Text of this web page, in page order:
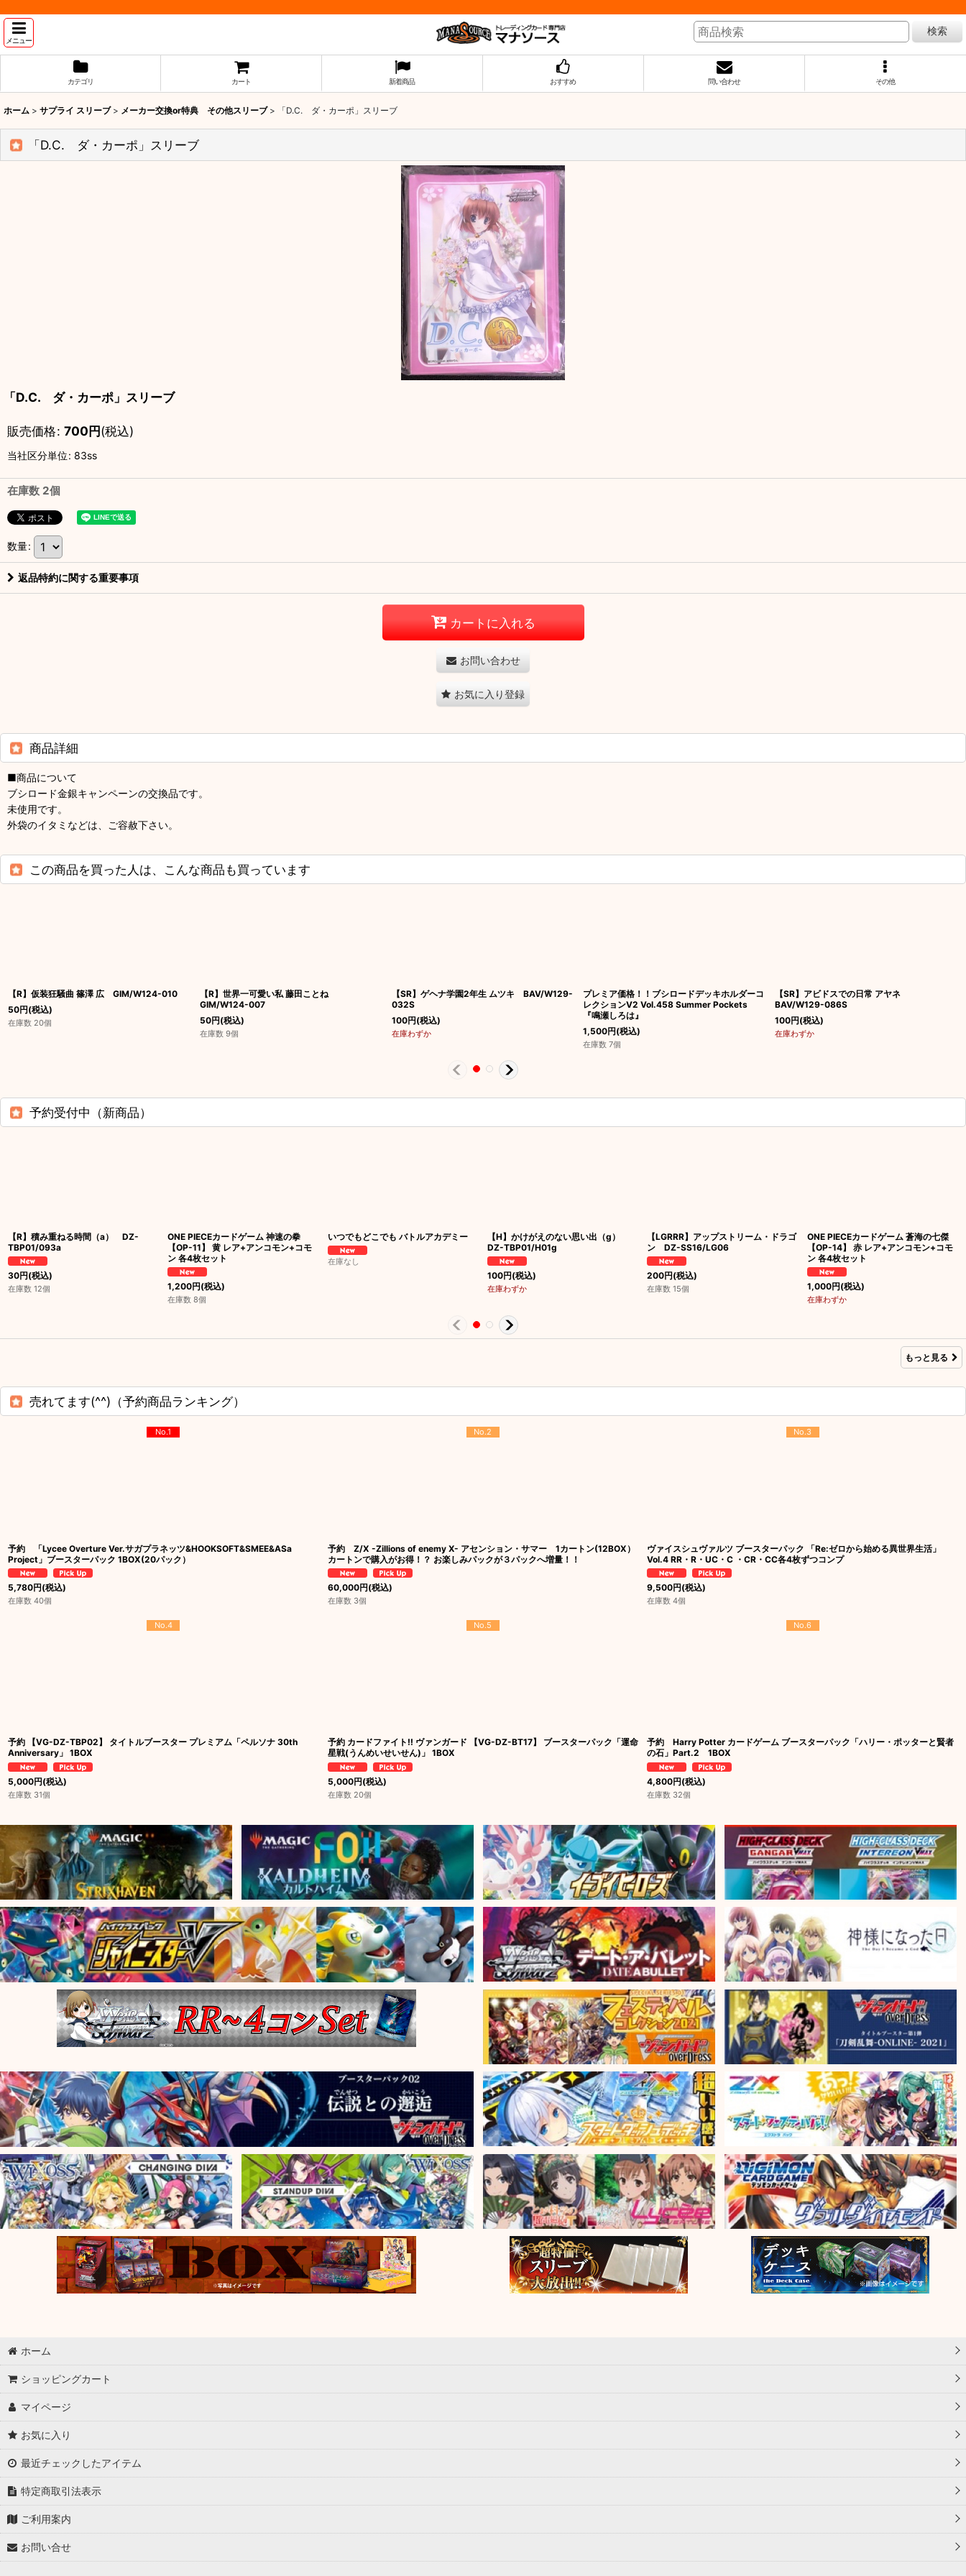
メニュー
検索
カテゴリ カート 新着商品 おすすめ 問い合わせ その他
ホーム > サプライ スリーブ > メーカー交換or特典 その他スリーブ > 「D.C. ダ・カーポ」スリーブ
「D.C. ダ・カーポ」スリーブ
「D.C. ダ・カーポ」スリーブ
販売価格: 700円(税込)
当社区分単位: 83ss
在庫数 2個
数量:
返品特約に関する重要事項
カートに入れる
お問い合わせ
お気に入り登録
商品詳細
■商品について
ブシロード金銀キャンペーンの交換品です。
未使用です。
外袋のイタミなどは、ご容赦下さい。
この商品を買った人は、こんな商品も買っています
【R】仮装狂騒曲 篠澤 広 GIM/W124-010
50円(税込)
在庫数 20個
【R】世界一可愛い私 藤田ことね
GIM/W124-007
50円(税込)
在庫数 9個
【SR】ゲヘナ学園2年生 ムツキ BAV/W129-
032S
100円(税込)
在庫わずか
プレミア価格！！ブシロードデッキホルダーコ
レクションV2 Vol.458 Summer Pockets
『鳴瀬しろは』
1,500円(税込)
在庫数 7個
【SR】アビドスでの日常 アヤネ
BAV/W129-086S
100円(税込)
在庫わずか
予約受付中（新商品）
【R】積み重ねる時間（a） DZ-
TBP01/093a
30円(税込)
在庫数 12個
ONE PIECEカードゲーム 神速の拳
【OP-11】 黄 レア+アンコモン+コモ
ン 各4枚セット
1,200円(税込)
在庫数 8個
いつでもどこでも バトルアカデミー
在庫なし
【H】かけがえのない思い出（g）
DZ-TBP01/H01g
100円(税込)
在庫わずか
【LGRRR】アップストリーム・ドラゴ
ン DZ-SS16/LG06
200円(税込)
在庫数 15個
ONE PIECEカードゲーム 蒼海の七傑
【OP-14】 赤 レア+アンコモン+コモ
ン 各4枚セット
1,000円(税込)
在庫わずか
もっと見る
売れてます(^^)（予約商品ランキング）
No.1
予約 「Lycee Overture Ver.サガプラネッツ&HOOKSOFT&SMEE&ASa
Project」ブースターパック 1BOX(20パック）
5,780円(税込)
在庫数 40個
No.2
予約 Z/X -Zillions of enemy X- アセンション・サマー 1カートン(12BOX）
カートンで購入がお得！？ お楽しみパックが３パックへ増量！！
60,000円(税込)
在庫数 3個
No.3
ヴァイスシュヴァルツ ブースターパック 「Re:ゼロから始める異世界生活」
Vol.4 RR・R・UC・C ・CR・CC各4枚ずつコンプ
9,500円(税込)
在庫数 4個
No.4
予約 【VG-DZ-TBP02】 タイトルブースター プレミアム「ペルソナ 30th
Anniversary」 1BOX
5,000円(税込)
在庫数 31個
No.5
予約 カードファイト!! ヴァンガード 【VG-DZ-BT17】 ブースターパック「運命
星戦(うんめいせいせん)」 1BOX
5,000円(税込)
在庫数 20個
No.6
予約 Harry Potter カードゲーム ブースターパック「ハリー・ポッターと賢者
の石」Part.2 1BOX
4,800円(税込)
在庫数 32個
ホーム
ショッピングカート
マイページ
お気に入り
最近チェックしたアイテム
特定商取引法表示
ご利用案内
お問い合せ